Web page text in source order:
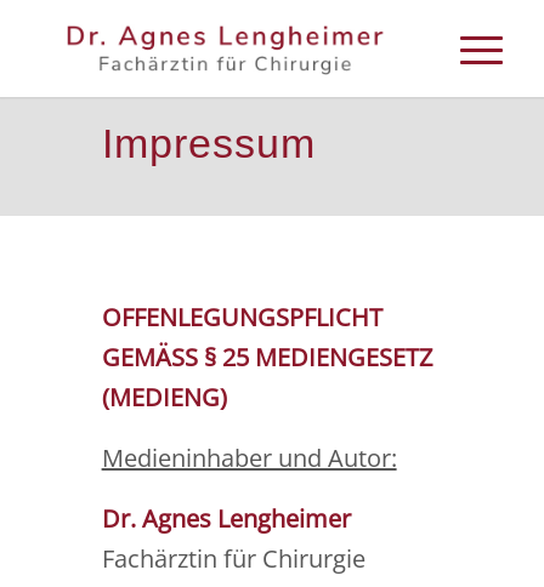
Impressum
OFFENLEGUNGSPFLICHT
GEMÄSS § 25 MEDIENGESETZ
(MEDIENG)
Medieninhaber und Autor:
Dr. Agnes Lengheimer
Fachärztin für Chirurgie